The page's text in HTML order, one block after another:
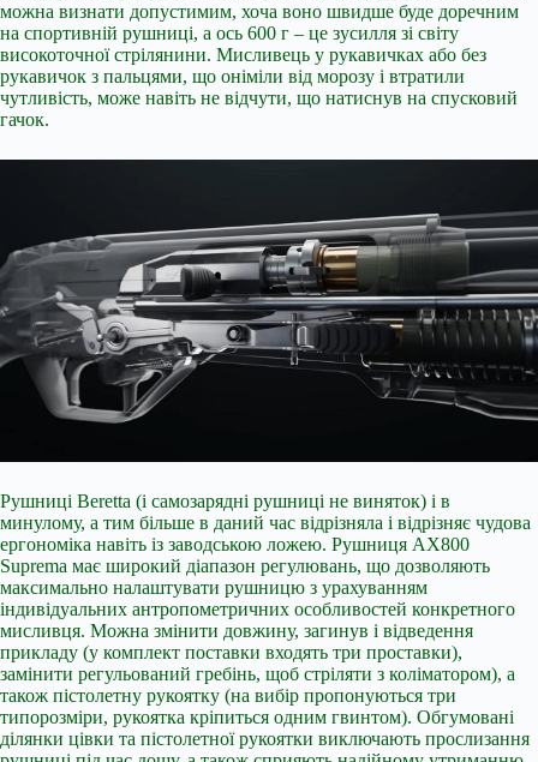
можна визнати допустимим, хоча воно швидше буде доречним
на спортивній рушниці, а ось 600 г – це зусилля зі світу
високоточної стрілянини. Мисливець у рукавичках або без
рукавичок з пальцями, що оніміли від морозу і втратили
чутливість, може навіть не відчути, що натиснув на спусковий
гачок.
Рушниці Beretta (і самозарядні рушниці не виняток) і в
минулому, а тим більше в даний час відрізняла і відрізняє чудова
ергономіка навіть із заводською ложею. Рушниця AX800
Suprema має широкий діапазон регулювань, що дозволяють
максимально налаштувати рушницю з урахуванням
індивідуальних антропометричних особливостей конкретного
мисливця. Можна змінити довжину, загинув і відведення
прикладу (у комплект поставки входять три проставки),
замінити регульований гребінь, щоб стріляти з коліматором), а
також пістолетну рукоятку (на вибір пропонуються три
типорозміри, рукоятка кріпиться одним гвинтом). Обгумовані
ділянки цівки та пістолетної рукоятки виключають прослизання